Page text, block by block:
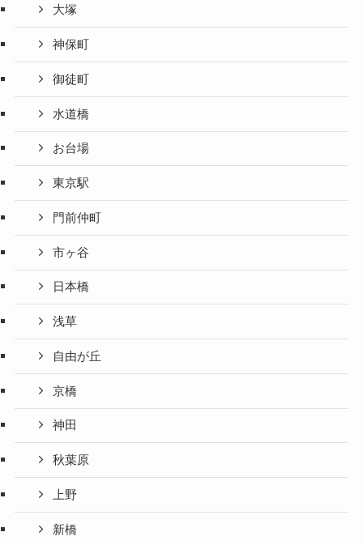
大塚
神保町
御徒町
水道橋
お台場
東京駅
門前仲町
市ヶ谷
日本橋
浅草
自由が丘
京橋
神田
秋葉原
上野
新橋